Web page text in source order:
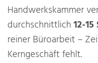
Handwerkskammer
durchschnittlich 12-
reiner Büroarbeit –
Kerngeschäft fehlt.